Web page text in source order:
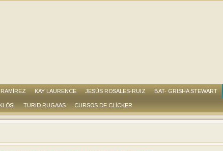
KAY LAURENCE JESÚS ROSALES-RUIZ BAT- GRISHA STEWART
TURID RUGAAS CURSOS DE CLÍCKER